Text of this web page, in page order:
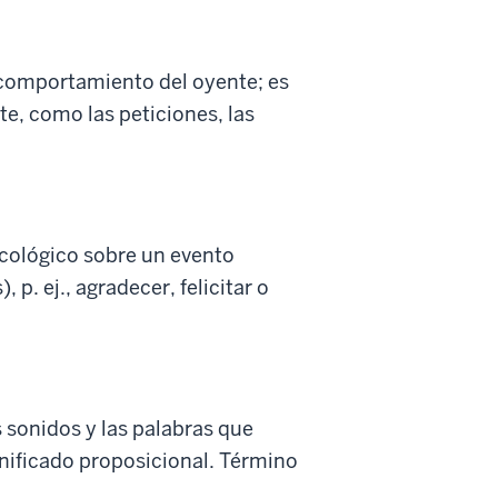
del oyente; es
como las peticiones, las
sobre un evento
p. ej., agradecer, felicitar o
y las palabras que
proposicional. Término